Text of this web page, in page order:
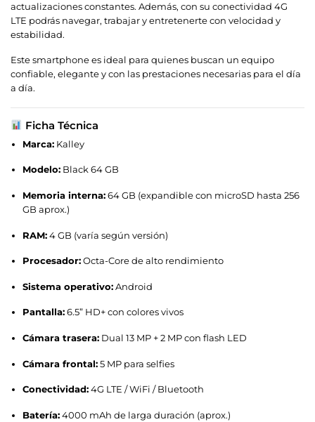
actualizaciones constantes. Además, con su conectividad 4G
LTE podrás navegar, trabajar y entretenerte con velocidad y
estabilidad.
Este smartphone es ideal para quienes buscan un equipo
confiable, elegante y con las prestaciones necesarias para el día
a día.
Ficha Técnica
Marca:Kalley
Modelo:Black 64 GB
Memoria interna:64 GB (expandible con microSD hasta 256
GB aprox.)
RAM:4 GB (varía según versión)
Procesador:Octa-Core de alto rendimiento
Sistema operativo:Android
Pantalla:6.5” HD+ con colores vivos
Cámara trasera:Dual 13 MP + 2 MP con flash LED
Cámara frontal:5 MP para selfies
Conectividad:4G LTE / WiFi / Bluetooth
Batería:4000 mAh de larga duración (aprox.)